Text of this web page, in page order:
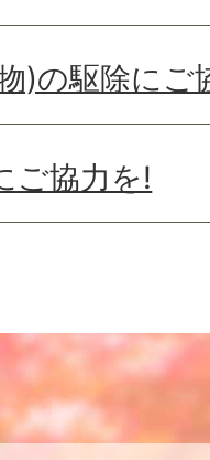
)の駆除にご
ご協力を!